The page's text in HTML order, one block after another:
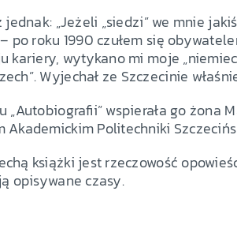
jednak: „Jeżeli „siedzi” we mnie
po roku 1990 czułem się
kariery, wytykano mi moje
Wyjechał ze Szczecinie
„Autobiografii” wspierała go żona
Akademickim Politechniki
książki jest rzeczowość
opisywane czasy.